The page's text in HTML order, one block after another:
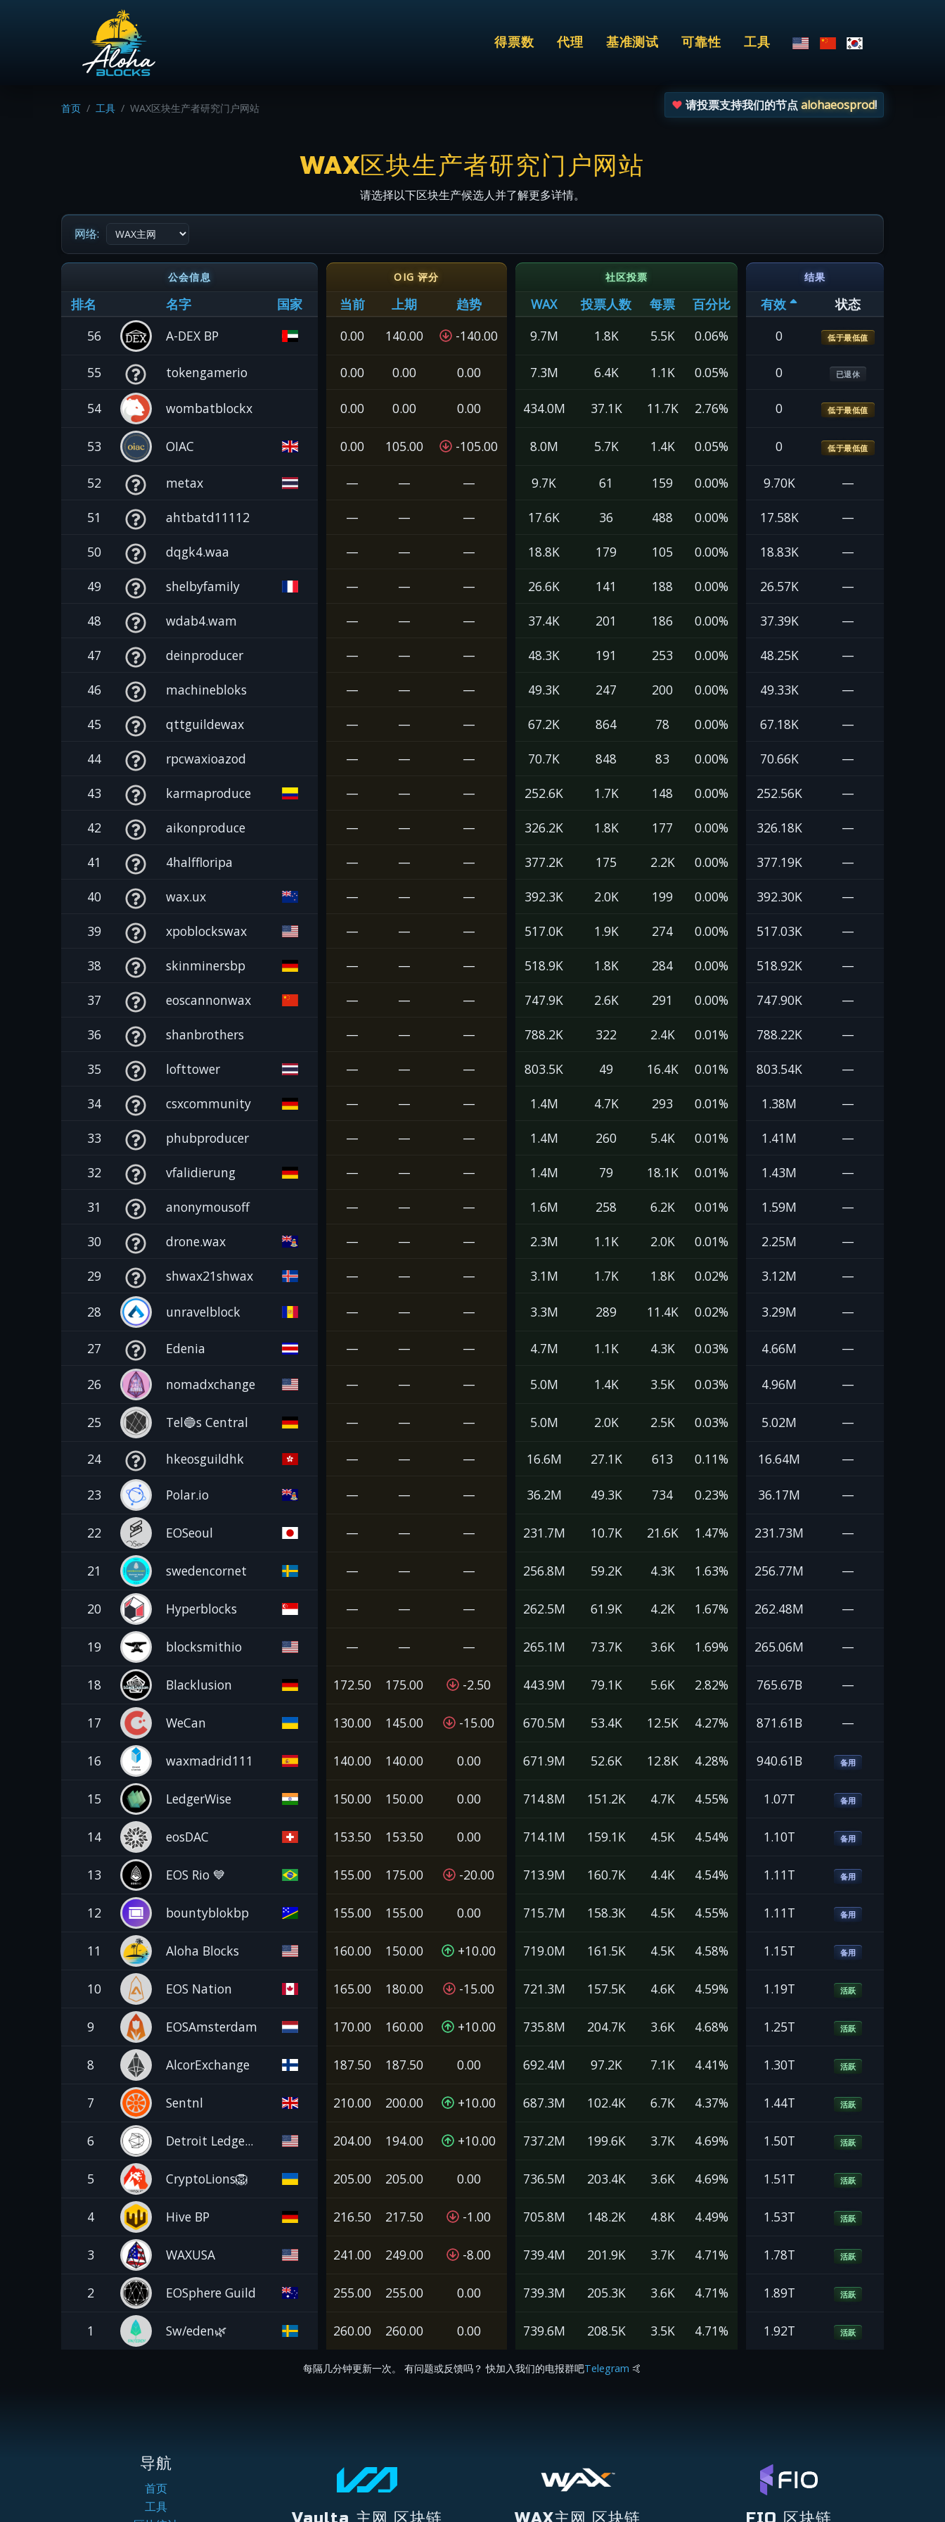
得票数 代理 基准测试 可靠性 工具
首页 工具 WAX区块生产者研究门户网站 请投票支持我们的节点alohaeosprod!
WAX区块生产者研究门户网站
请选择以下区块生产候选人并了解更多详情。
网络:
公会信息 OIG 评分 社区投票 结果
排名 名字 国家 当前 上期 趋势 WAX 投票人数 每票 百分比 有效
状态
56
A-DEX BP 0.00 140.00 -140.00 9.7M 1.8K 5.5K 0.06% 0 低于最低值
55 tokengamerio 0.00 0.00 0.00 7.3M 6.4K 1.1K 0.05% 0 已退休
54 wombatblockx 0.00 0.00 0.00 434.0M 37.1K 11.7K 2.76% 0 低于最低值
53 OIAC 0.00 105.00 -105.00 8.0M 5.7K 1.4K 0.05% 0 低于最低值
52 metax — — — 9.7K 61 159 0.00% 9.70K —
51 ahtbatd11112 — — — 17.6K 36 488 0.00% 17.58K —
50 dqgk4.waa — — — 18.8K 179 105 0.00% 18.83K —
49 shelbyfamily — — — 26.6K 141 188 0.00% 26.57K —
48 wdab4.wam — — — 37.4K 201 186 0.00% 37.39K —
47 deinproducer — — — 48.3K 191 253 0.00% 48.25K —
46 machinebloks — — — 49.3K 247 200 0.00% 49.33K —
45 qttguildewax — — — 67.2K 864 78 0.00% 67.18K —
44 rpcwaxioazod — — — 70.7K 848 83 0.00% 70.66K —
43 karmaproduce — — — 252.6K 1.7K 148 0.00% 252.56K —
42 aikonproduce — — — 326.2K 1.8K 177 0.00% 326.18K —
41 4halffloripa — — — 377.2K 175 2.2K 0.00% 377.19K —
40 wax.ux — — — 392.3K 2.0K 199 0.00% 392.30K —
39 xpoblockswax — — — 517.0K 1.9K 274 0.00% 517.03K —
38 skinminersbp — — — 518.9K 1.8K 284 0.00% 518.92K —
37 eoscannonwax — — — 747.9K 2.6K 291 0.00% 747.90K —
36 shanbrothers — — — 788.2K 322 2.4K 0.01% 788.22K —
35 lofttower — — — 803.5K 49 16.4K 0.01% 803.54K —
34 csxcommunity — — — 1.4M 4.7K 293 0.01% 1.38M —
33 phubproducer — — — 1.4M 260 5.4K 0.01% 1.41M —
32 vfalidierung — — — 1.4M 79 18.1K 0.01% 1.43M —
31 anonymousoff — — — 1.6M 258 6.2K 0.01% 1.59M —
30 drone.wax — — — 2.3M 1.1K 2.0K 0.01% 2.25M —
29 shwax21shwax — — — 3.1M 1.7K 1.8K 0.02% 3.12M —
28 unravelblock — — — 3.3M 289 11.4K 0.02% 3.29M —
27 Edenia — — — 4.7M 1.1K 4.3K 0.03% 4.66M —
26 nomadxchange — — — 5.0M 1.4K 3.5K 0.03% 4.96M —
25 Tel🔵s Central — — — 5.0M 2.0K 2.5K 0.03% 5.02M —
24 hkeosguildhk — — — 16.6M 27.1K 613 0.11% 16.64M —
23 Polar.io — — — 36.2M 49.3K 734 0.23% 36.17M —
22 EOSeoul — — — 231.7M 10.7K 21.6K 1.47% 231.73M —
21 swedencornet — — — 256.8M 59.2K 4.3K 1.63% 256.77M —
20 Hyperblocks — — — 262.5M 61.9K 4.2K 1.67% 262.48M —
19 blocksmithio — — — 265.1M 73.7K 3.6K 1.69% 265.06M —
18 Blacklusion 172.50 175.00 -2.50 443.9M 79.1K 5.6K 2.82% 765.67B —
17 WeCan 130.00 145.00 -15.00 670.5M 53.4K 12.5K 4.27% 871.61B —
16 waxmadrid111 140.00 140.00 0.00 671.9M 52.6K 12.8K 4.28% 940.61B 备用
15 LedgerWise 150.00 150.00 0.00 714.8M 151.2K 4.7K 4.55% 1.07T 备用
14 eosDAC 153.50 153.50 0.00 714.1M 159.1K 4.5K 4.54% 1.10T 备用
13 EOS Rio 💙 155.00 175.00 -20.00 713.9M 160.7K 4.4K 4.54% 1.11T 备用
12 bountyblokbp 155.00 155.00 0.00 715.7M 158.3K 4.5K 4.55% 1.11T 备用
11 Aloha Blocks 160.00 150.00 +10.00 719.0M 161.5K 4.5K 4.58% 1.15T 备用
10 EOS Nation 165.00 180.00 -15.00 721.3M 157.5K 4.6K 4.59% 1.19T 活跃
9 EOSAmsterdam 170.00 160.00 +10.00 735.8M 204.7K 3.6K 4.68% 1.25T 活跃
8 AlcorExchange 187.50 187.50 0.00 692.4M 97.2K 7.1K 4.41% 1.30T 活跃
7 Sentnl 210.00 200.00 +10.00 687.3M 102.4K 6.7K 4.37% 1.44T 活跃
6 Detroit Ledge... 204.00 194.00 +10.00 737.2M 199.6K 3.7K 4.69% 1.50T 活跃
5 CryptoLions🦁 205.00 205.00 0.00 736.5M 203.4K 3.6K 4.69% 1.51T 活跃
4 Hive BP 216.50 217.50 -1.00 705.8M 148.2K 4.8K 4.49% 1.53T 活跃
3 WAXUSA 241.00 249.00 -8.00 739.4M 201.9K 3.7K 4.71% 1.78T 活跃
2 EOSphere Guild 255.00 255.00 0.00 739.3M 205.3K 3.6K 4.71% 1.89T 活跃
1 Sw/eden🌿 260.00 260.00 0.00 739.6M 208.5K 3.5K 4.71% 1.92T 活跃
每隔几分钟更新一次。 有问题或反馈吗？ 快加入我们的电报群吧Telegram 🤙
导航
首页
工具
Vaulta 主网 区块链 WAX主网 区块链 FIO 区块链